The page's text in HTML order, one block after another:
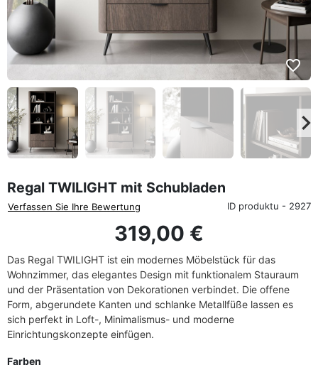
favorite_border
Zurück
Regal TWILIGHT mit Schubladen
Verfassen Sie Ihre Bewertung ID produktu - 2927
319,00 €
Das Regal TWILIGHT ist ein modernes Möbelstück für das
Wohnzimmer, das elegantes Design mit funktionalem Stauraum
und der Präsentation von Dekorationen verbindet. Die offene
Form, abgerundete Kanten und schlanke Metallfüße lassen es
sich perfekt in Loft-, Minimalismus- und moderne
Einrichtungskonzepte einfügen.
Farben